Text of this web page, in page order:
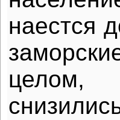
наестся
целом,